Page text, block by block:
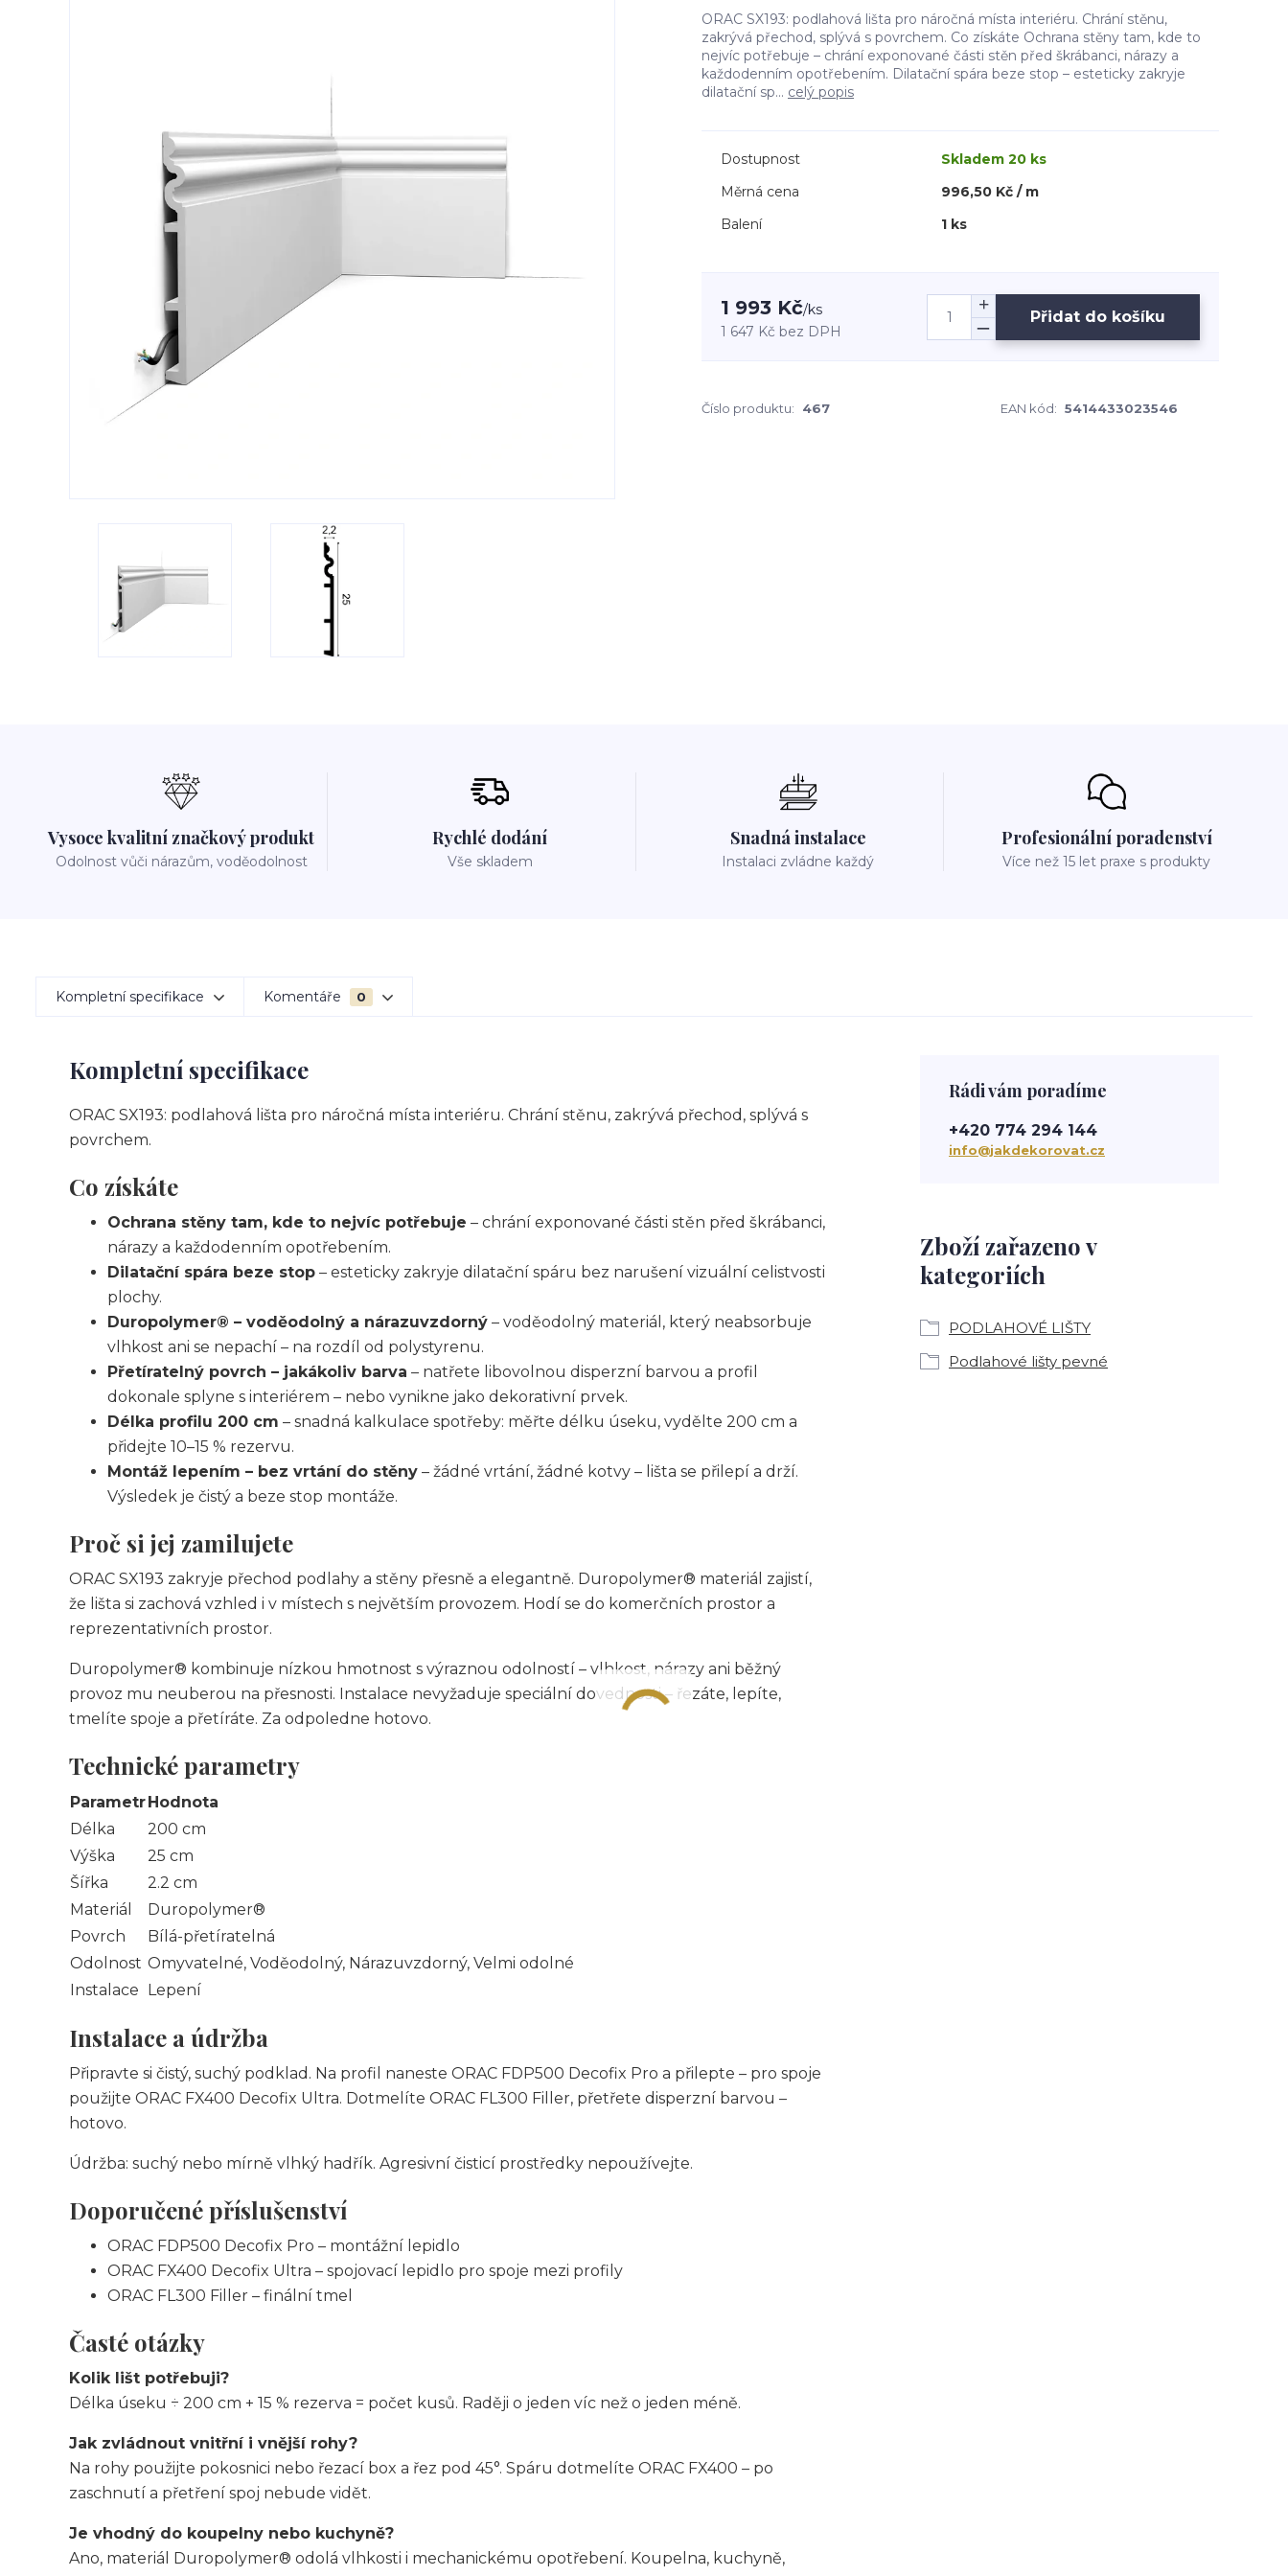
ORAC SX193: podlahová lišta pro náročná místa interiéru. Chrání stěnu,
zakrývá přechod, splývá s povrchem. Co získáte Ochrana stěny tam, kde to
nejvíc potřebuje – chrání exponované části stěn před škrábanci, nárazy a
každodenním opotřebením. Dilatační spára beze stop – esteticky zakryje
dilatační sp... celý popis
Dostupnost
Skladem 20 ks
Měrná cena
996,50 Kč / m
Balení
1 ks
1 993 Kč/ks
1 647 Kč bez DPH
Přidat do košíku
Číslo produktu: 467 EAN kód: 5414433023546
Vysoce kvalitní značkový produkt
Odolnost vůči nárazům, voděodolnost
Rychlé dodání
Vše skladem
Snadná instalace
Instalaci zvládne každý
Profesionální poradenství
Více než 15 let praxe s produkty
Kompletní specifikace Komentáře 0
Kompletní specifikace
ORAC SX193: podlahová lišta pro náročná místa interiéru. Chrání stěnu, zakrývá přechod, splývá s
povrchem.
Co získáte
Ochrana stěny tam, kde to nejvíc potřebuje – chrání exponované části stěn před škrábanci,
nárazy a každodenním opotřebením.
Dilatační spára beze stop – esteticky zakryje dilatační spáru bez narušení vizuální celistvosti
plochy.
Duropolymer® – voděodolný a nárazuvzdorný – voděodolný materiál, který neabsorbuje
vlhkost ani se nepachí – na rozdíl od polystyrenu.
Přetíratelný povrch – jakákoliv barva – natřete libovolnou disperzní barvou a profil
dokonale splyne s interiérem – nebo vynikne jako dekorativní prvek.
Délka profilu 200 cm – snadná kalkulace spotřeby: měřte délku úseku, vydělte 200 cm a
přidejte 10–15 % rezervu.
Montáž lepením – bez vrtání do stěny – žádné vrtání, žádné kotvy – lišta se přilepí a drží.
Výsledek je čistý a beze stop montáže.
Proč si jej zamilujete
ORAC SX193 zakryje přechod podlahy a stěny přesně a elegantně. Duropolymer® materiál zajistí,
že lišta si zachová vzhled i v místech s největším provozem. Hodí se do komerčních prostor a
reprezentativních prostor.
Duropolymer® kombinuje nízkou hmotnost s výraznou odolností – vlhkost, nárazy ani běžný
provoz mu neuberou na přesnosti. Instalace nevyžaduje speciální dovednosti – řezáte, lepíte,
tmelíte spoje a přetíráte. Za odpoledne hotovo.
Technické parametry
ParametrHodnota
Délka
200 cm
Výška
25 cm
Šířka
2.2 cm
Materiál
Duropolymer®
Povrch
Bílá-přetíratelná
Odolnost Omyvatelné, Voděodolný, Nárazuvzdorný, Velmi odolné
Instalace Lepení
Instalace a údržba
Připravte si čistý, suchý podklad. Na profil naneste ORAC FDP500 Decofix Pro a přilepte – pro spoje
použijte ORAC FX400 Decofix Ultra. Dotmelíte ORAC FL300 Filler, přetřete disperzní barvou –
hotovo.
Údržba: suchý nebo mírně vlhký hadřík. Agresivní čisticí prostředky nepoužívejte.
Doporučené příslušenství
ORAC FDP500 Decofix Pro – montážní lepidlo
ORAC FX400 Decofix Ultra – spojovací lepidlo pro spoje mezi profily
ORAC FL300 Filler – finální tmel
Časté otázky
Kolik lišt potřebuji?
Délka úseku ÷ 200 cm + 15 % rezerva = počet kusů. Raději o jeden víc než o jeden méně.
Jak zvládnout vnitřní i vnější rohy?
Na rohy použijte pokosnici nebo řezací box a řez pod 45°. Spáru dotmelíte ORAC FX400 – po
zaschnutí a přetření spoj nebude vidět.
Je vhodný do koupelny nebo kuchyně?
Ano, materiál Duropolymer® odolá vlhkosti i mechanickému opotřebení. Koupelna, kuchyně,
Zboží zařazeno v
kategoriích
PODLAHOVÉ LIŠTY
Podlahové lišty pevné
Rádi vám poradíme
+420 774 294 144
info@jakdekorovat.cz